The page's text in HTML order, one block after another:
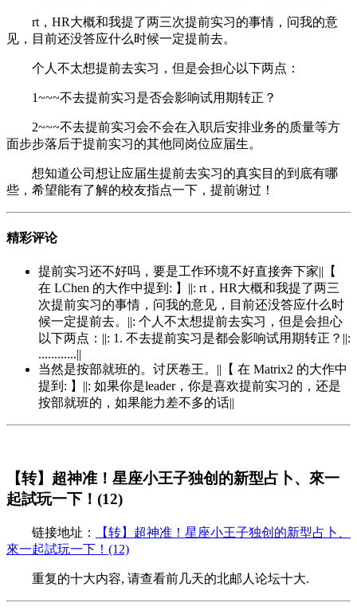
rt，HR大概和我提了两三次提前实习的事情，问我的意
见，目前还没答应什么时候一定提前去。
个人不太想提前去实习，但是会担心以下两点：
1~~~不去提前实习是否会影响试用期转正？
2~~~不去提前实习会不会在入职后安排业务的质量等方
面步步落后于提前实习的其他同岗位应届生。
想知道公司想让应届生提前去实习的真实目的到底有哪
些，希望能有了解的校友指点一下，提前谢过！
精彩评论
提前实习还不好吗，要是工作环境不好直接奔下家||【
在 LChen 的大作中提到: 】||: rt，HR大概和我提了两三
次提前实习的事情，问我的意见，目前还没答应什么时
候一定提前去。||: 个人不太想提前去实习，但是会担心
以下两点：||: 1. 不去提前实习是都会影响试用期转正？||:
............||
当然是按部就班的。讨厌卷王。||【 在 Matrix2 的大作中
提到: 】||: 如果你是leader，你是喜欢提前实习的，还是
按部就班的，如果能力差不多的话||
【转】超神准！星座小王子独创的新型占卜、來一
起試玩一下！(12)
链接地址：
【转】超神准！星座小王子独创的新型占卜、
來一起試玩一下！(12)
重复的十大内容, 请查看前几天的北邮人论坛十大.